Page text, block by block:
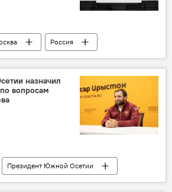
Россия
назначил
вопросам
Президент Южной Осетии